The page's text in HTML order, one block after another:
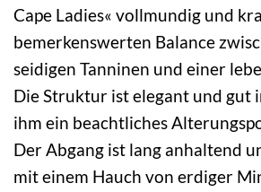
Cape Ladies« vollmundig und
bemerkenswerten Balance
seidigen Tanninen und einer
Die Struktur ist elegant und gut
ihm ein beachtliches
Der Abgang ist lang anhaltend
mit einem Hauch von erdiger